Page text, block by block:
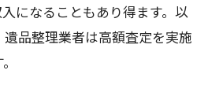
になることもあり得ます。以
品整理業者は高額査定を実施